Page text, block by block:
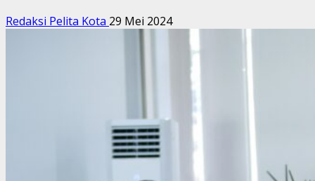
Redaksi Pelita Kota 29 Mei 2024